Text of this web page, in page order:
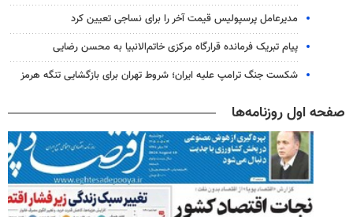
مدیرعامل پرسپولیس قیمت آخر را برای نساجی تعیین کرد
پیام تبریک فرمانده قرارگاه مرکزی خاتم‌الانبیا به محسن رضایی
شکست جنگ ترامپ علیه ایران؛ شروط تهران برای بازگشایی تنگه هرمز
صفحه اول روزنامه‌ها